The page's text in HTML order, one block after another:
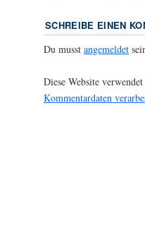
SCHREIBE EINEN
Du musst angemeldet
Diese Website
Kommentardaten